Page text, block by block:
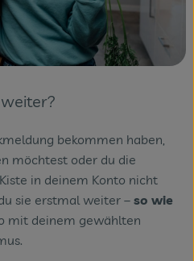
bekommen haben,
möchtest oder du die
in deinem Konto nicht
sie erstmal weiter – so wie
mit deinem gewählten